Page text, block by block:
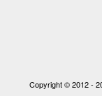
Copyright © 2012 -